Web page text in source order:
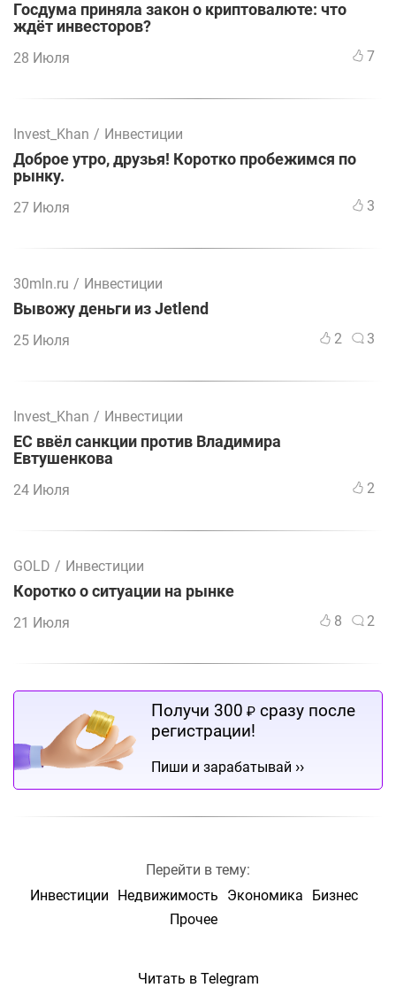
Госдума приняла закон о криптовалюте: что
ждёт инвесторов?
28 Июля 7
Invest_Khan / Инвестиции
Доброе утро, друзья! Коротко пробежимся по
рынку.
27 Июля 3
30mln.ru / Инвестиции
Вывожу деньги из Jetlend
25 Июля 2 3
Invest_Khan / Инвестиции
ЕС ввёл санкции против Владимира
Евтушенкова
24 Июля 2
GOLD / Инвестиции
Коротко о ситуации на рынке
21 Июля 8 2
Получи 300 ₽ сразу после
регистрации!
Пиши и зарабатывай ››
Перейти в тему:
Инвестиции
Недвижимость Экономика
Бизнес
Прочее
Читать в Telegram